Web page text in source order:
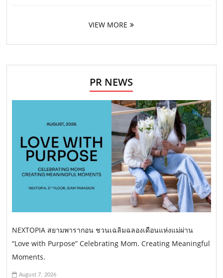
VIEW MORE
PR NEWS
NEXTOPIA สยามพารากอน ชวนเฉลิมฉลองเดือนแห่งแม่ผ่าน
“Love with Purpose” Celebrating Mom. Creating Meaningful
Moments.
August 7, 2026